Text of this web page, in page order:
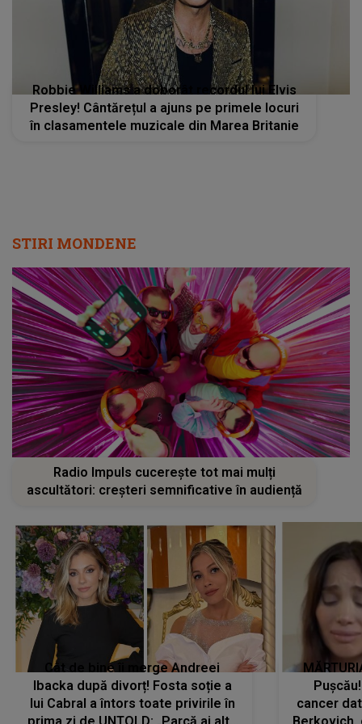
Robbie Williams a doborât recordul lui Elvis
Presley! Cântărețul a ajuns pe primele locuri
în clasamentele muzicale din Marea Britanie
STIRI MONDENE
Radio Impuls cucerește tot mai mulți
ascultători: creșteri semnificative în audiență
Cât de bine îi merge Andreei
Ibacka după divorț! Fosta soție a
lui Cabral a întors toate privirile în
cancer